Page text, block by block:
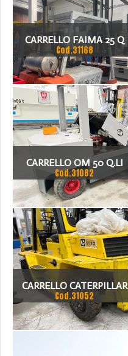
CARRELLO FAIMA 25 Q
Cod.31168
CARRELLO OM 50 Q.LI
Cod.31082
CARRELLO CATERPILLAR
Cod.31052